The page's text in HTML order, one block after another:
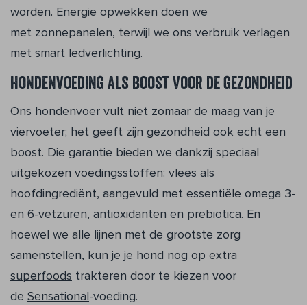
worden. Energie opwekken doen we
met zonnepanelen, terwijl we ons verbruik verlagen
met smart ledverlichting.
Hondenvoeding als boost voor de gezondheid
Ons hondenvoer vult niet zomaar de maag van je
viervoeter; het geeft zijn gezondheid ook echt een
boost. Die garantie bieden we dankzij speciaal
uitgekozen voedingsstoffen: vlees als
hoofdingrediënt, aangevuld met essentiële omega 3-
en 6-vetzuren, antioxidanten en prebiotica. En
hoewel we alle lijnen met de grootste zorg
samenstellen, kun je je hond nog op extra
superfoods trakteren door te kiezen voor
de Sensational-voeding.